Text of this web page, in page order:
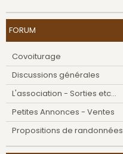
FORUM
Covoiturage
Discussions générales
L'association - Sorties etc...
Petites Annonces - Ventes
Propositions de randonnées